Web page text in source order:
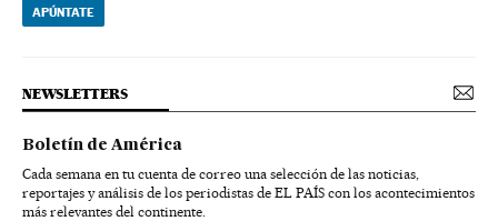
APÚNTATE
NEWSLETTERS
Boletín de América
Cada semana en tu cuenta de correo una selección de las noticias,
reportajes y análisis de los periodistas de EL PAÍS con los acontecimientos
más relevantes del continente.